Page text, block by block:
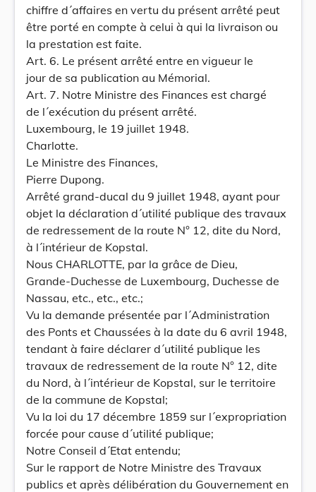
chiffre d´affaires en vertu du présent arrêté peut
être porté en compte à celui à qui la livraison ou
la prestation est faite.
Art. 6. Le présent arrêté entre en vigueur le
jour de sa publication au Mémorial.
Art. 7. Notre Ministre des Finances est chargé
de l´exécution du présent arrêté.
Luxembourg, le 19 juillet 1948.
Charlotte.
Le Ministre des Finances,
Pierre Dupong.
Arrêté grand-ducal du 9 juillet 1948, ayant pour
objet la déclaration d´utilité publique des travaux
de redressement de la route N° 12, dite du Nord,
à l´intérieur de Kopstal.
Nous CHARLOTTE, par la grâce de Dieu,
Grande-Duchesse de Luxembourg, Duchesse de
Nassau, etc., etc., etc.;
Vu la demande présentée par l´Administration
des Ponts et Chaussées à la date du 6 avril 1948,
tendant à faire déclarer d´utilité publique les
travaux de redressement de la route N° 12, dite
du Nord, à l´intérieur de Kopstal, sur le territoire
de la commune de Kopstal;
Vu la loi du 17 décembre 1859 sur l´expropriation
forcée pour cause d´utilité publique;
Notre Conseil d´Etat entendu;
Sur le rapport de Notre Ministre des Travaux
publics et après délibération du Gouvernement en